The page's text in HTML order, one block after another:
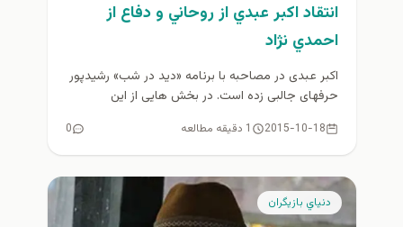
انتقاد اكبر عبدي از روحاني و دفاع از
احمدي نژاد
اکبر عبدی در مصاحبه با برنامه «دید در شب» رشیدپور
حرفهای جالبی زده است. در بخش هایی از این
2015-10-18 1 دقیقه مطالعه 0
دنياي بازيگران